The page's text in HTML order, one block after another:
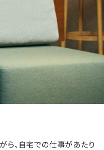
ら、自宅での仕事があたり